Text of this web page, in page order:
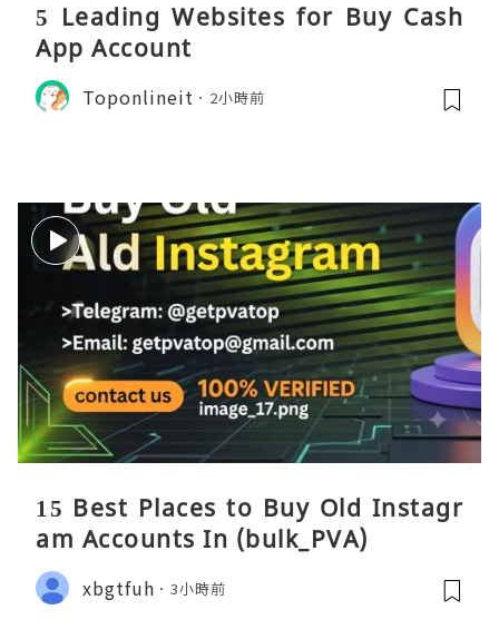
5 Leading Websites for Buy Cash
App Account
Toponlineit 2小時前
15 Best Places to Buy Old Instagr
am Accounts In (bulk_PVA)
xbgtfuh 3小時前